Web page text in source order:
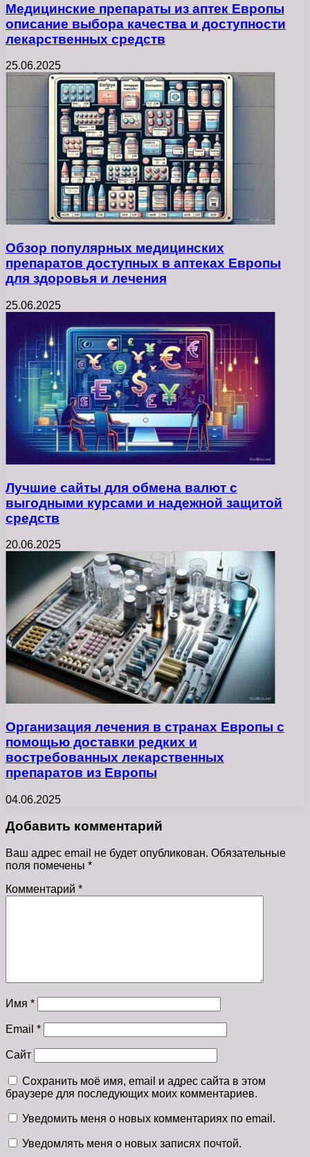
Медицинские препараты из аптек Европы
описание выбора качества и доступности
лекарственных средств
25.06.2025
Обзор популярных медицинских
препаратов доступных в аптеках Европы
для здоровья и лечения
25.06.2025
Лучшие сайты для обмена валют с
выгодными курсами и надежной защитой
средств
20.06.2025
Организация лечения в странах Европы с
помощью доставки редких и
востребованных лекарственных
препаратов из Европы
04.06.2025
Добавить комментарий
Ваш адрес email не будет опубликован. Обязательные
поля помечены *
Комментарий *
Имя *
Email *
Сайт
Сохранить моё имя, email и адрес сайта в этом
браузере для последующих моих комментариев.
Уведомить меня о новых комментариях по email.
Уведомлять меня о новых записях почтой.